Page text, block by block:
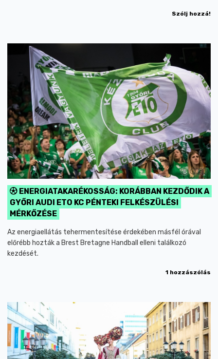
Szólj hozzá!
ENERGIATAKARÉKOSSÁG: KORÁBBAN KEZDŐDIK A
GYŐRI AUDI ETO KC PÉNTEKI FELKÉSZÜLÉSI
MÉRKŐZÉSE
Az energiaellátás tehermentesítése érdekében másfél órával
előrébb hozták a Brest Bretagne Handball elleni találkozó
kezdését.
1 hozzászólás